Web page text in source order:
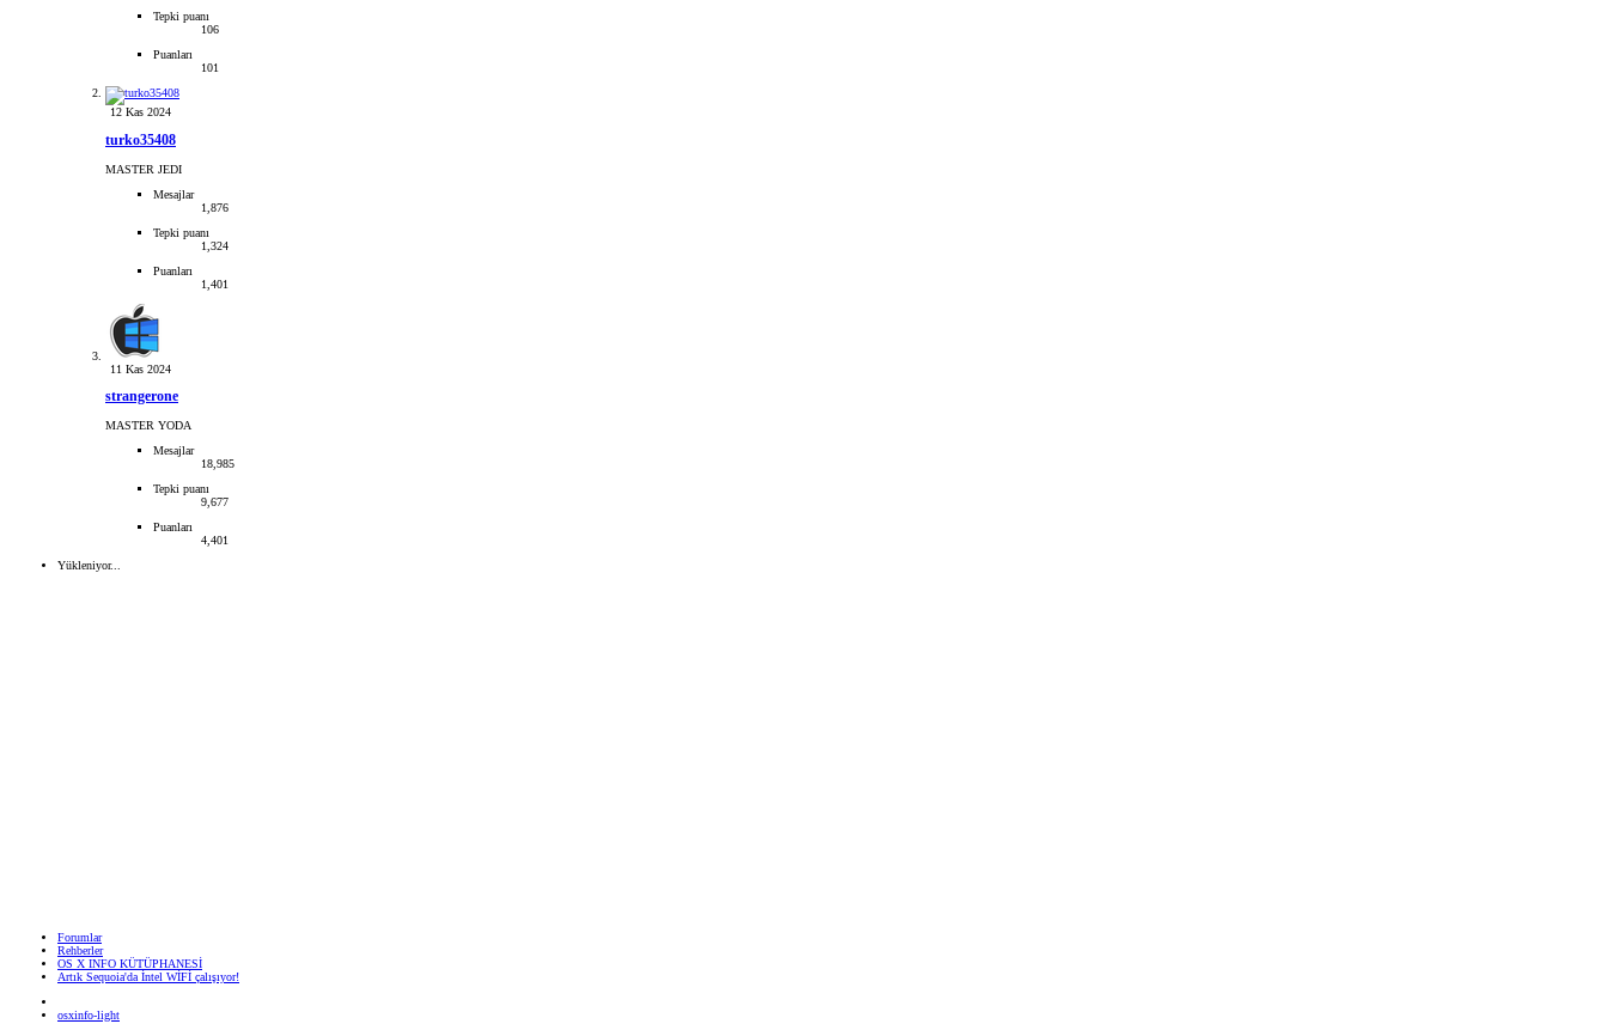
Tepki puanı
106
Puanları
101
12 Kas 2024
turko35408
MASTER JEDI
Mesajlar
1,876
Tepki puanı
1,324
Puanları
1,401
11 Kas 2024
strangerone
MASTER YODA
Mesajlar
18,985
Tepki puanı
9,677
Puanları
4,401
Yükleniyor...
Forumlar
Rehberler
OS X INFO KÜTÜPHANESİ
Artık Sequoia'da İntel WİFİ çalışıyor!
osxinfo-light